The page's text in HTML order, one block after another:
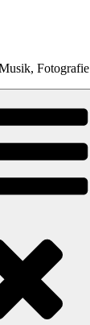
Fotografie